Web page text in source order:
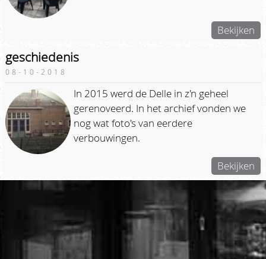
Bekijken
geschiedenis
08-10-2018
In 2015 werd de Delle in z'n geheel
gerenoveerd. In het archief vonden we
nog wat foto's van eerdere
verbouwingen.
Bekijken